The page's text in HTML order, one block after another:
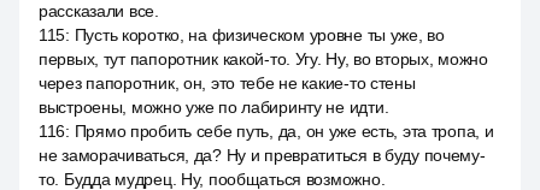
рассказали все.
115: Пусть коротко, на физическом уровне ты уже, во
первых, тут папоротник какой-то. Угу. Ну, во вторых, можно
через папоротник, он, это тебе не какие-то стены
выстроены, можно уже по лабиринту не идти.
116: Прямо пробить себе путь, да, он уже есть, эта тропа, и
не заморачиваться, да? Ну и превратиться в буду почему-
то. Будда мудрец. Ну, пообщаться возможно.